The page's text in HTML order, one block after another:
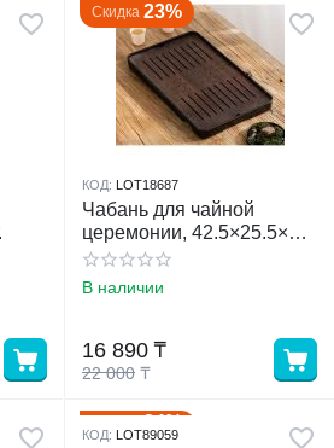
Скидка 23%
КОД: LOT18687
Чабань для чайной
церемонии, 42.5×25.5×4
см, бамбук, чёрный
поддон
В наличии
22 000 ₸
16 890 ₸
34%
КОД: LOT89059